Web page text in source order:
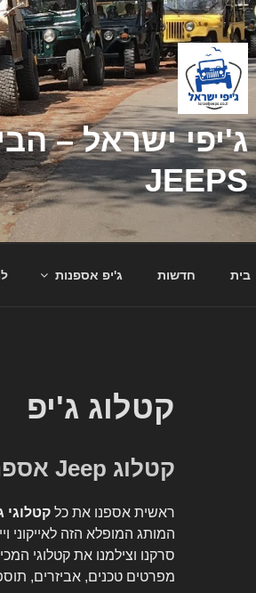
JEEPS
בית חדשות ג'יפ אספנות
קטלוג ג'יפ
קטלוג Jeep אספנות
ראשית אספנו את כל קטלוגי
המותג המופלא הזה לאייקוני
סרקנו וצילמנו את קטלוגי
מפרטים טכנים, אביזרים,